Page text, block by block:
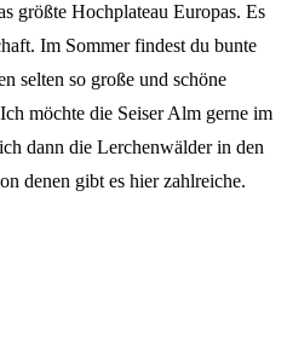
größte Hochplateau Europas. Es
Im Sommer findest du bunte
selten so große und schöne
möchte die Seiser Alm gerne im
dann die Lerchenwälder in den
denen gibt es hier zahlreiche.